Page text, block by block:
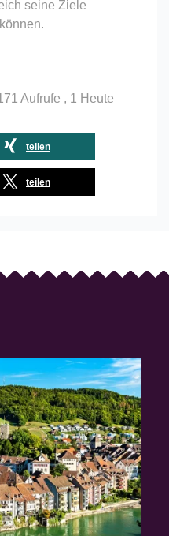
seine Ziele
Aufrufe , 1 Heute
teilen
teilen